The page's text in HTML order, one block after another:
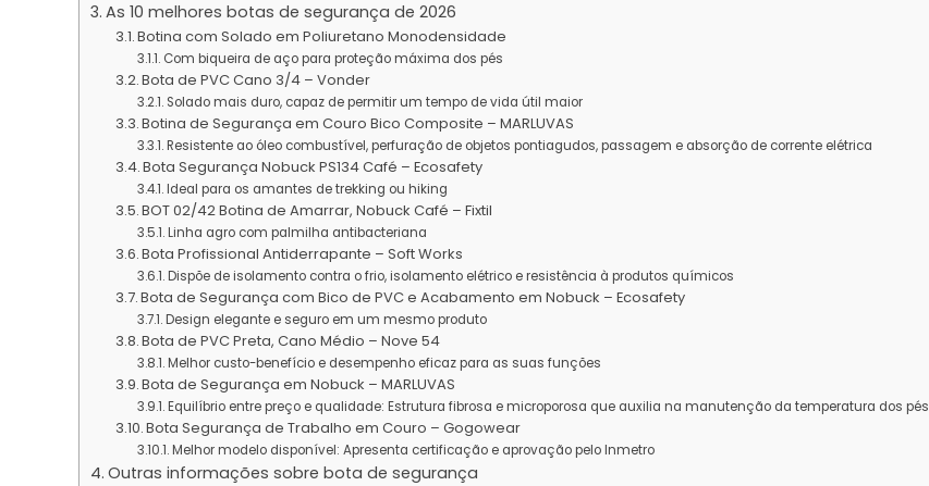
As 10 melhores botas de segurança de 2026
Botina com Solado em Poliuretano Monodensidade
Com biqueira de aço para proteção máxima dos pés
Bota de PVC Cano 3/4 – Vonder
Solado mais duro, capaz de permitir um tempo de vida útil maior
Botina de Segurança em Couro Bico Composite – MARLUVAS
Resistente ao óleo combustível, perfuração de objetos pontiagudos, passagem e absorção de corrente elétrica
Bota Segurança Nobuck PS134 Café – Ecosafety
Ideal para os amantes de trekking ou hiking
BOT 02/42 Botina de Amarrar, Nobuck Café – Fixtil
Linha agro com palmilha antibacteriana
Bota Profissional Antiderrapante – Soft Works
Dispõe de isolamento contra o frio, isolamento elétrico e resistência à produtos químicos
Bota de Segurança com Bico de PVC e Acabamento em Nobuck – Ecosafety
Design elegante e seguro em um mesmo produto
Bota de PVC Preta, Cano Médio – Nove 54
Melhor custo-benefício e desempenho eficaz para as suas funções
Bota de Segurança em Nobuck – MARLUVAS
Equilíbrio entre preço e qualidade: Estrutura fibrosa e microporosa que auxilia na manutenção da temperatura dos pés
Bota Segurança de Trabalho em Couro – Gogowear
Melhor modelo disponível: Apresenta certificação e aprovação pelo Inmetro
Outras informações sobre bota de segurança